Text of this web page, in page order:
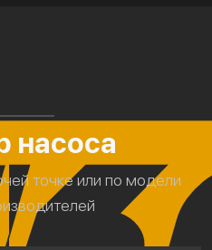
насоса
точке или по модели